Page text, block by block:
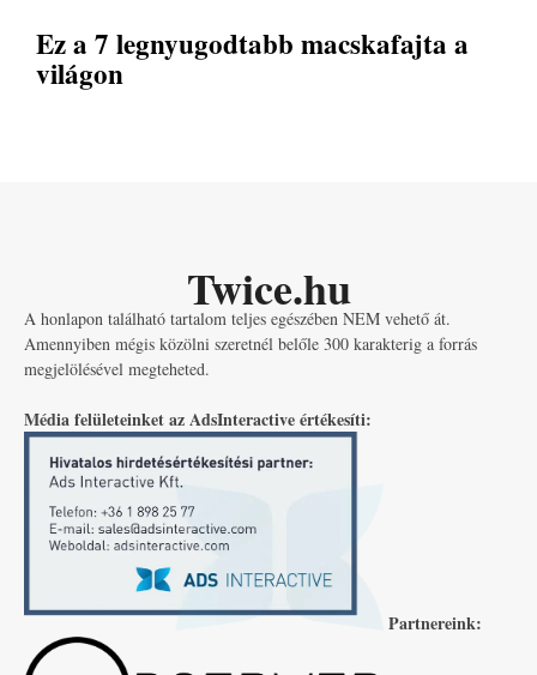
Ez a 7 legnyugodtabb macskafajta a
világon
Twice.hu
A honlapon található tartalom teljes egészében NEM vehető át.
Amennyiben mégis közölni szeretnél belőle 300 karakterig a forrás
megjelölésével megteheted.
Média felületeinket az AdsInteractive értékesíti:
Partnereink: